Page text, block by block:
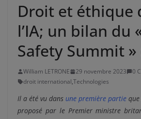
Droit et éthique
l’IA; un bilan du
Safety Summit »
William LETRONE 29 novembre 2023
0
droit international,Technologies
Il a été vu dans une première partie
proposé par le Premier ministre